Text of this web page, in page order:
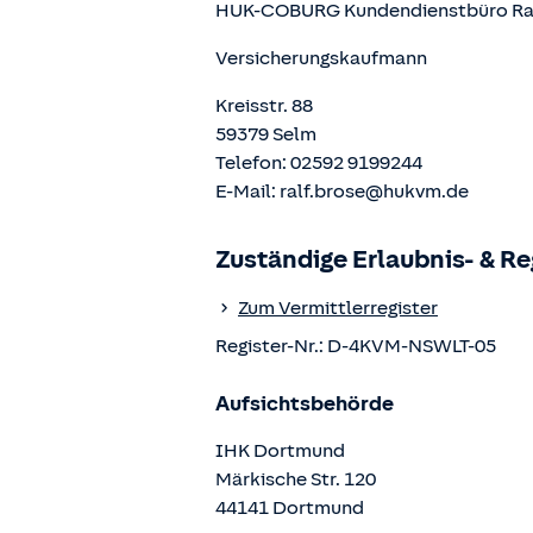
HUK-COBURG Kundendienstbüro
Versicherungskaufmann
Kreisstr. 88
59379Selm
Telefon: 02592 9199244
E-Mail: ralf.brose@hukvm.de
Zuständige Erlaubnis- &
Zum Vermittlerregister
Register-Nr.: D-4KVM-NSWLT-05
Aufsichtsbehörde
IHK Dortmund
Märkische Str. 120
44141 Dortmund